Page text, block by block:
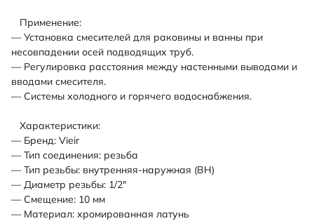
Применение:
— Установка смесителей для раковины и ванны при
несовпадении осей подводящих труб.
— Регулировка расстояния между настенными выводами и
вводами смесителя.
— Системы холодного и горячего водоснабжения.
Характеристики:
— Бренд: Vieir
— Тип соединения: резьба
— Тип резьбы: внутренняя-наружная (ВН)
— Диаметр резьбы: 1/2"
— Смещение: 10 мм
— Материал: хромированная латунь